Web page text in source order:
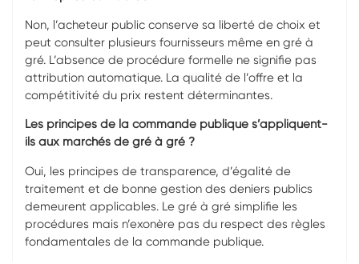
Non, l’acheteur public conserve sa liberté de choix et
peut consulter plusieurs fournisseurs même en gré à
gré. L’absence de procédure formelle ne signifie pas
attribution automatique. La qualité de l’offre et la
compétitivité du prix restent déterminantes.
Les principes de la commande publique s’appliquent-
ils aux marchés de gré à gré ?
Oui, les principes de transparence, d’égalité de
traitement et de bonne gestion des deniers publics
demeurent applicables. Le gré à gré simplifie les
procédures mais n’exonère pas du respect des règles
fondamentales de la commande publique.